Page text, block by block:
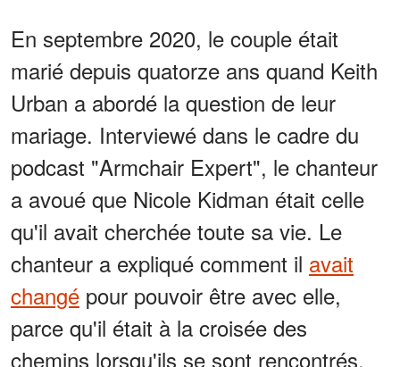
En septembre 2020, le couple était
marié depuis quatorze ans quand Keith
Urban a abordé la question de leur
mariage. Interviewé dans le cadre du
podcast "Armchair Expert", le chanteur
a avoué que Nicole Kidman était celle
qu'il avait cherchée toute sa vie. Le
chanteur a expliqué comment il avait
changé pour pouvoir être avec elle,
parce qu'il était à la croisée des
chemins lorsqu'ils se sont rencontrés.